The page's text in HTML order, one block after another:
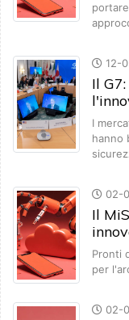
12-
Il
I
hanno
02-
Il
Pronti
per
02-